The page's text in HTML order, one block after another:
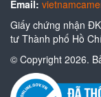
Email:
Giấy chứng nhận
tư Thành phố Hồ
© Copyright 2026.